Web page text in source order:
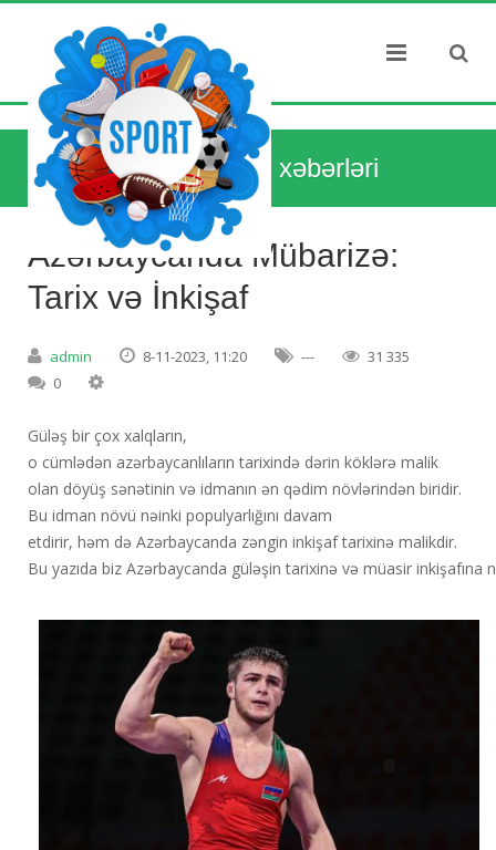
Dünya idman xəbərləri
Azərbaycanda Mübarizə:
Tarix və İnkişaf
admin 8-11-2023, 11:20 ---
31 335
0
Güləş bir çox xalqların,
o cümlədən azərbaycanlıların tarixində dərin köklərə malik
olan döyüş sənətinin və idmanın ən qədim növlərindən biridir.
Bu idman növü nəinki populyarlığını davam
etdirir, həm də Azərbaycanda zəngin inkişaf tarixinə malikdir.
Bu yazıda biz Azərbaycanda güləşin tarixinə və müasir inkişafına